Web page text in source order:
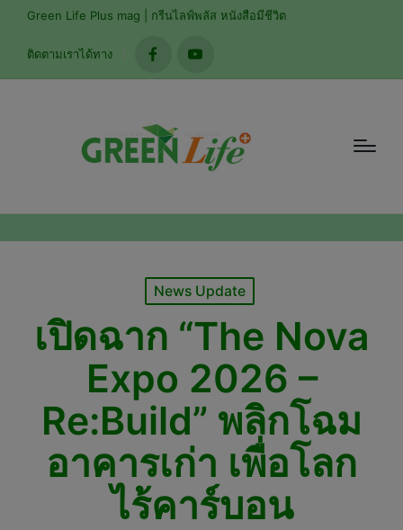
Green Life Plus mag | กรีนไลฟ์พลัส หนังสือมีชีวิต
ติดตามเราได้ทาง
facebookyoutube
Posted
News Update
เปิดฉาก “The Nova
Expo 2026 –
Re:Build” พลิกโฉม
อาคารเก่า เพื่อโลก
ไร้คาร์บอน
modal-check